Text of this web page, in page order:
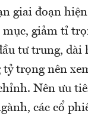
giai đoạn
giảm tỉ
tư trung, dài
trọng nên
Nên ưu
các cổ